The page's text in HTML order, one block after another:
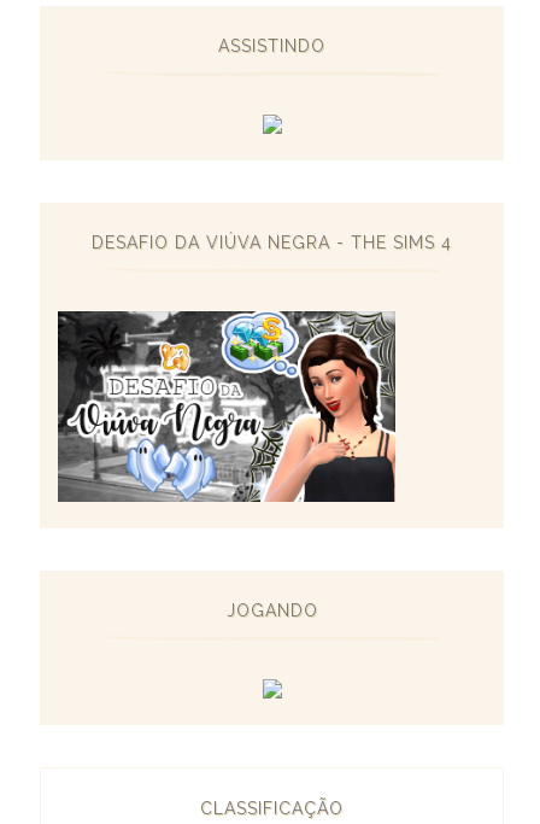
ASSISTINDO
DESAFIO DA VIÚVA NEGRA - THE SIMS 4
JOGANDO
CLASSIFICAÇÃO